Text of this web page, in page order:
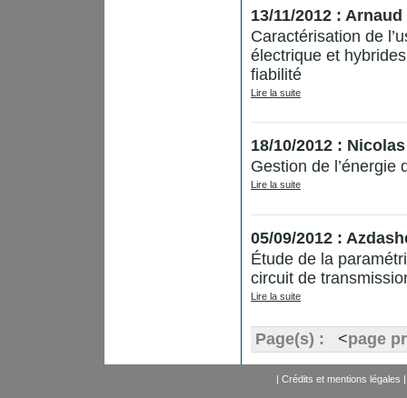
13/11/2012 :
Caractérisation de
électrique et
fiabilité
Lire la suite
18/10/2012 :
Gestion de l’énergie
Lire la suite
05/09/2012 :
Étude de la
circuit de
Lire la suite
Page(s) : <page
| Crédits et mentions légales